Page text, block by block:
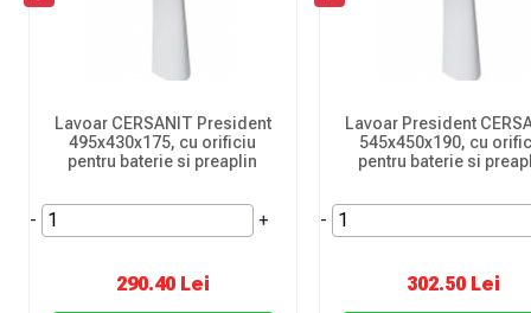
Lavoar CERSANIT President
495x430x175, cu orificiu
pentru baterie si preaplin
- +
290.40 Lei
Lavoar President
545x450x190, cu
pentru baterie si
-
302.50 Lei